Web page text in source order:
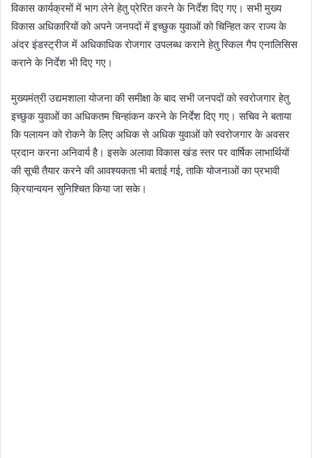
विकास कार्यक्रमों में भाग लेने हेतु प्रेरित करने के निर्देश दिए गए। सभी मुख्य
विकास अधिकारियों को अपने जनपदों में इच्छुक युवाओं को चिन्हित कर राज्य के
अंदर इंडस्ट्रीज में अधिकाधिक रोजगार उपलब्ध कराने हेतु स्किल गैप एनालिसिस
कराने के निर्देश भी दिए गए।
मुख्यमंत्री उद्यमशाला योजना की समीक्षा के बाद सभी जनपदों को स्वरोजगार हेतु
इच्छुक युवाओं का अधिकतम चिन्हांकन करने के निर्देश दिए गए। सचिव ने बताया
कि पलायन को रोकने के लिए अधिक से अधिक युवाओं को स्वरोजगार के अवसर
प्रदान करना अनिवार्य है। इसके अलावा विकास खंड स्तर पर वार्षिक लाभार्थियों
की सूची तैयार करने की आवश्यकता भी बताई गई, ताकि योजनाओं का प्रभावी
क्रियान्वयन सुनिश्चित किया जा सके।